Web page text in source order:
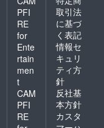
PFI
RE
for
Ente
rtain
men
t
CAM
PFI
RE
取引法
に基づ
く表記
情報セ
キュリ
ティ方
針
反社基
本方針
カスタ